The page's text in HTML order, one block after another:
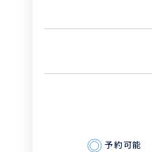
予約可能